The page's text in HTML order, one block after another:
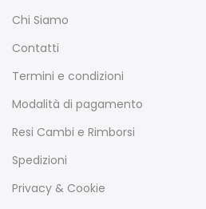
Chi Siamo
Contatti
Termini e condizioni
Modalità di pagamento
Resi Cambi e Rimborsi
Spedizioni
Privacy & Cookie